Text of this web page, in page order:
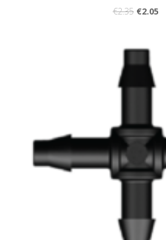
€2.35 €2.05